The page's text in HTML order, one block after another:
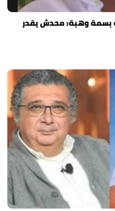
بسمة وهبة: محدش يقدر